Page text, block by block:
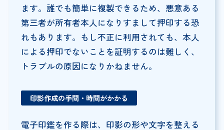
ます。誰でも簡単に複製できるため、悪意ある
第三者が所有者本人になりすまして押印する恐
れもあります。もし不正に利用されても、本人
による押印でないことを証明するのは難しく、
トラブルの原因になりかねません。
印影作成の手間・時間がかかる
電子印鑑を作る際は、印影の形や文字を整える